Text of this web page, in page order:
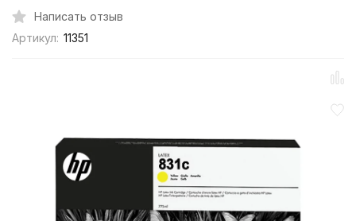
Написать отзыв
Артикул: 11351